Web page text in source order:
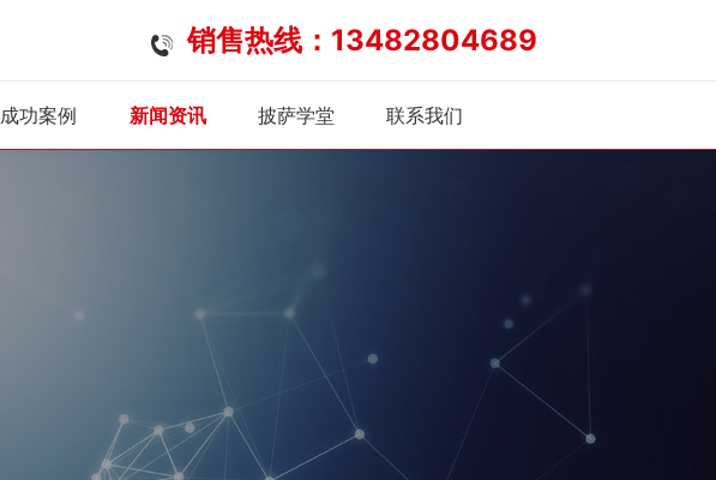
销售热线：13482804689
成功案例 新闻资讯 披萨学堂 联系我们